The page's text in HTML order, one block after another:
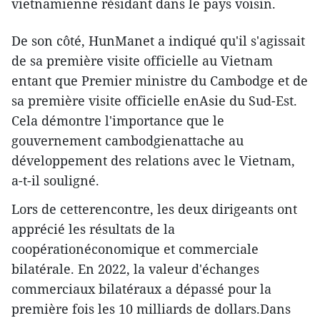
vietnamienne résidant dans le pays voisin.
De son côté, HunManet a indiqué qu'il s'agissait
de sa première visite officielle au Vietnam
entant que Premier ministre du Cambodge et de
sa première visite officielle enAsie du Sud-Est.
Cela démontre l'importance que le
gouvernement cambodgienattache au
développement des relations avec le Vietnam,
a-t-il souligné.
Lors de cetterencontre, les deux dirigeants ont
apprécié les résultats de la
coopérationéconomique et commerciale
bilatérale. En 2022, la valeur d'échanges
commerciaux bilatéraux a dépassé pour la
première fois les 10 milliards de dollars.Dans